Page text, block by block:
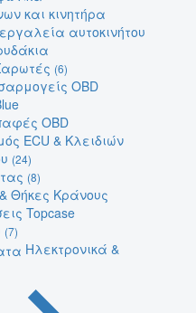
και κινητήρα
αυτοκινήτου
(6)
OBD
OBD
ECU & Κλειδιών
(24)
(8)
Θήκες Κράνους
Topcase
(7)
Ηλεκτρονικά &